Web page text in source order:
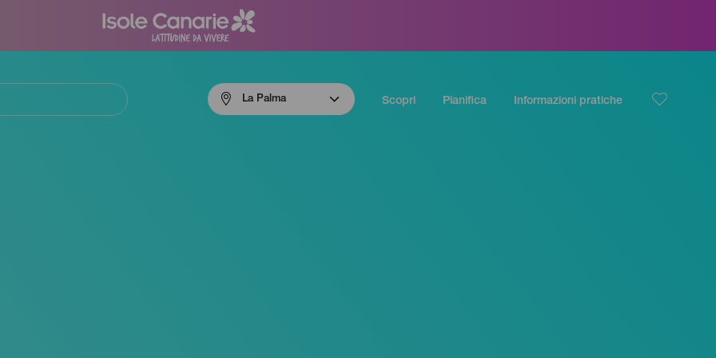
La Palma Scopri Pianifica Informazioni pratiche